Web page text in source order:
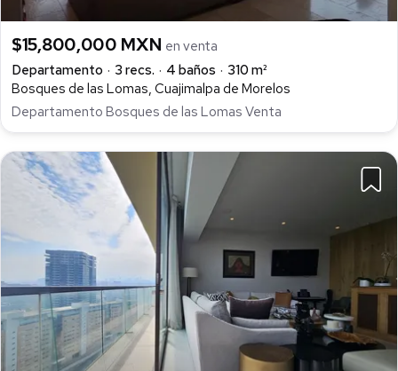
$15,800,000 MXN en venta
Departamento
3 recs. 4 baños
310 m²
Bosques de las Lomas, Cuajimalpa de Morelos
Departamento Bosques de las Lomas Venta